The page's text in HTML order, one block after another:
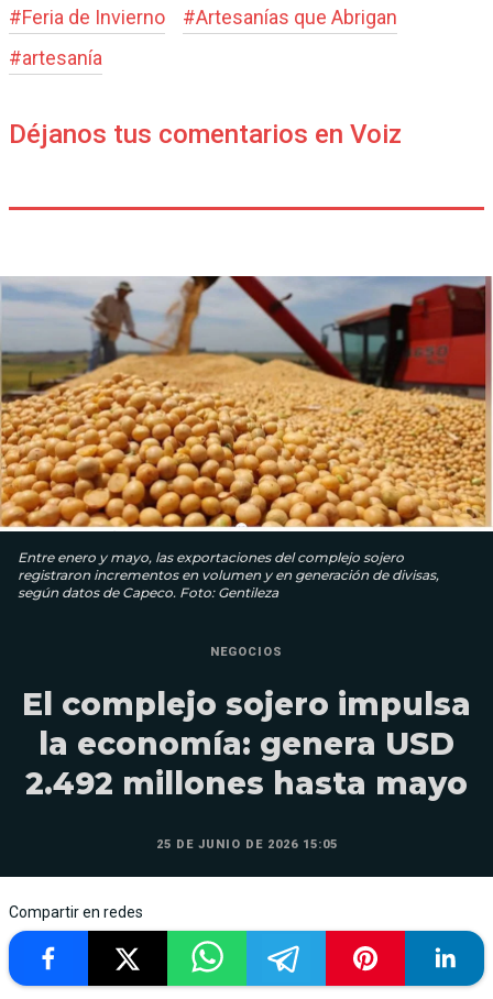
#Feria de Invierno #Artesanías que Abrigan
#artesanía
Déjanos tus comentarios en Voiz
Entre enero y mayo, las exportaciones del complejo sojero
registraron incrementos en volumen y en generación de divisas,
según datos de Capeco. Foto: Gentileza
NEGOCIOS
El complejo sojero impulsa
la economía: genera USD
2.492 millones hasta mayo
25 DE JUNIO DE 2026 15:05
Compartir en redes